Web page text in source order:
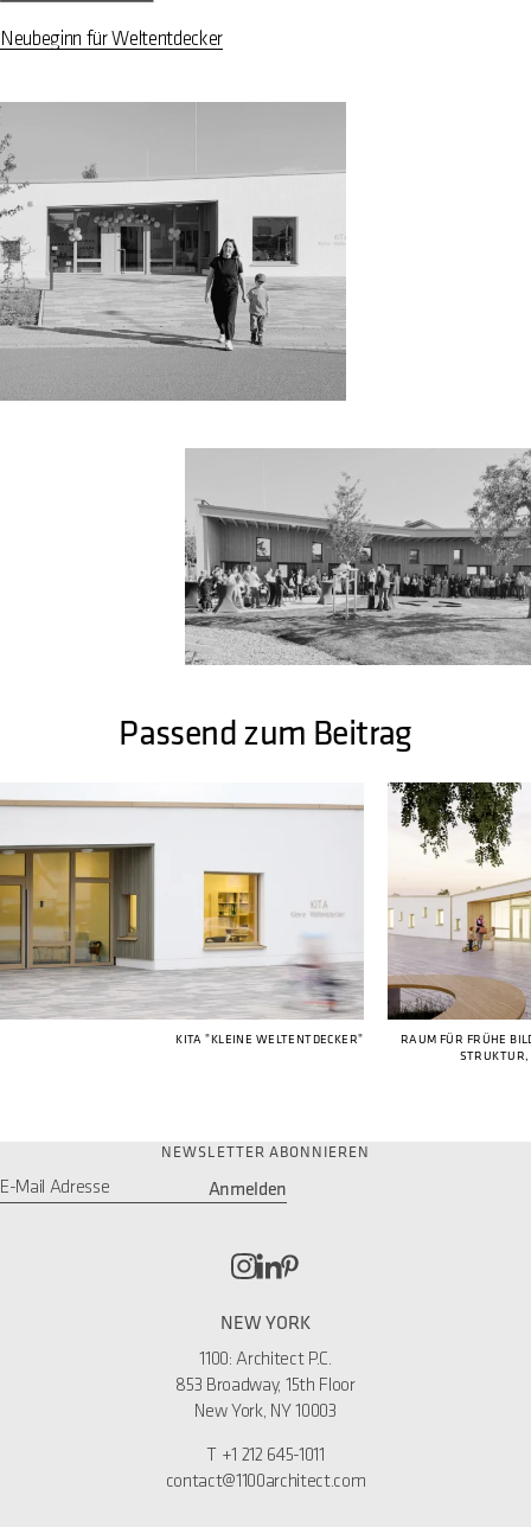
Neubeginn für Weltentdecker
Passend zum Beitrag
KITA "KLEINE WELTENTDECKER"
RAUM FÜR FRÜHE
STRUKTUR,
NEWSLETTER ABONNIEREN
Anmelden
NEW YORK
1100: Architect P.C.
853 Broadway, 15th Floor
New York, NY 10003
+1 212 645-1011
contact@1100architect.com